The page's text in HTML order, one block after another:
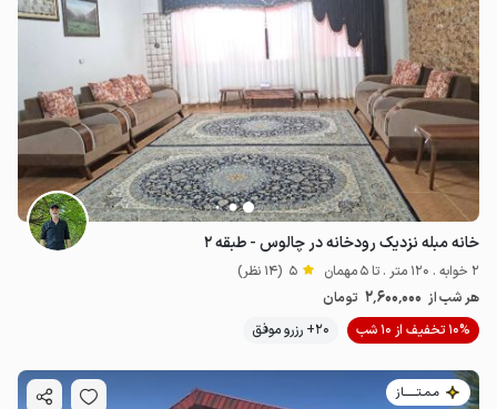
خانه مبله نزدیک رودخانه در چالوس - طبقه ۲
2 خوابه . 120 متر . تا 5 مهمان 5 (14 نظر)
هر شب از 2٬600٬000 تومان
10% تخفیف از 10 شب
20+ رزرو موفق
مـمـتــــــاز